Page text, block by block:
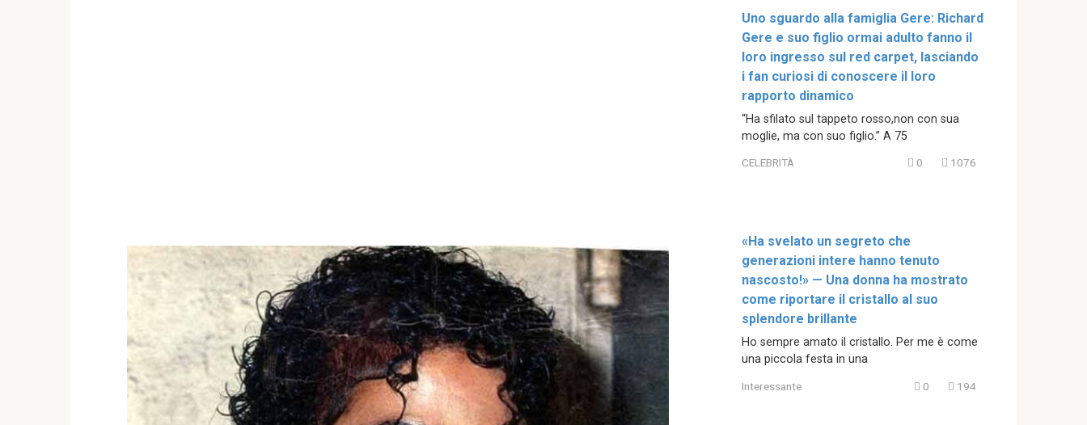
Uno sguardo alla famiglia Gere: Richard
Gere e suo figlio ormai adulto fanno il
loro ingresso sul red carpet, lasciando
i fan curiosi di conoscere il loro
rapporto dinamico
“Ha sfilato sul tappeto rosso,non con sua
moglie, ma con suo figlio.” A 75
CELEBRITÀ 0 1076
«Ha svelato un segreto che
generazioni intere hanno tenuto
nascosto!» — Una donna ha mostrato
come riportare il cristallo al suo
splendore brillante
Ho sempre amato il cristallo. Per me è come
una piccola festa in una
Interessante 0 194